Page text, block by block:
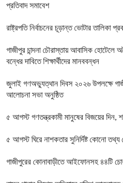
প্রতিবাদ সমাবেশ
রাষ্ট্রপতি নির্বাচনের চূড়ান্ত ভোটার তালিকা
গাজীপুর চান্দনা চৌরাস্তায় আবাসিক হোটেলে
বন্ধের দাবিতে শিক্ষার্থীদের মানববন্ধন
জুলাই গণঅভ্যুত্থান দিবস ২০২৬ উপলক্ষে
আলোচনা সভা অনুষ্ঠিত
৫ আগস্ট গণতন্ত্রকামী মানুষের বিজয়ের দিন,
৫ আগস্ট ঘিরে নাশকতার সুনির্দিষ্ট কোনো তথ্য
গাজীপুরের কোনাবাড়ীতে আইফোনসহ ৪৪টি